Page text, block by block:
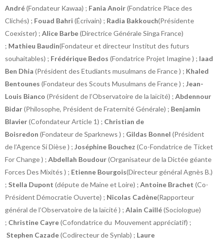
André(Fondateur Kawaa) ; Fania Anoir(Fondatrice Place des
Clichés) ; Fouad Bahri (Écrivain) ; Radia Bakkouch(Présidente
Coexister) ; Alice Barbe(Directrice Générale Singa France)
; Mathieu Baudin(Fondateur et directeur Institut des futurs
souhaitables) ; Frédérique Bedos (Fondatrice Projet Imagine ) ; Iaad
Ben Dhia (Président des Etudiants musulmans de France ) ; Khaled
Bentounes (Fondateur des Scouts Musulmans de France ) ; Jean-
Louis Bianco (Président de l’Observatoire de la laïcité) ; Abdennour
Bidar(Philosophe, Président de Fraternité Générale) ; Benjamin
Blavier(Cofondateur Article 1) ; Christian de
Boisredon (Fondateur de Sparknews ) ; Gildas Bonnel (Président
de l’Agence Si Dièse ) ; Joséphine Bouchez (Co-Fondatrice de Ticket
For Change ) ; Abdellah Boudour(Organisateur de la Dictée géante
Forces Des Mixités ) ; Etienne Bourgois(Directeur général Agnès B.)
; Stella Dupont (députe de Maine et Loire) ; Antoine Brachet (Co-
Président Démocratie Ouverte) ; Nicolas Cadène(Rapporteur
général de l’Observatoire de la laïcité ) ; Alain Caillé(Sociologue)
; Christine Cayre(Cofondatrice du Mouvement appréciatif) ;
Stephen Cazade(Codirecteur de Synlab) ; Laure